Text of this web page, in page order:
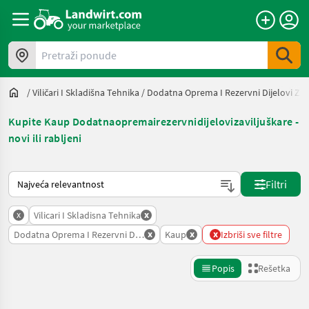
Pretraži ponude
/Viličari I Skladišna Tehnika / Dodatna Oprema I Rezervni Dijelovi Za
Kupite Kaup Dodatnaopremairezervnidijelovizaviljuškare -
novi ili rabljeni
Tako se sortira na Landwirt.com
Filtri
x Vilicari I Skladisna Tehnika x
Dodatna Oprema I Rezervni Dijelovi Za Viljuskare
x Kaup x x Izbriši sve filtre
Popis Rešetka